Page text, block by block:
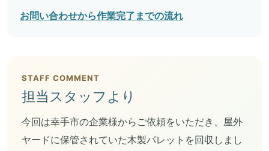
お問い合わせから作業完了までの流れ
STAFF COMMENT
担当スタッフより
今回は幸手市の企業様からご依頼をいただき、屋外
ヤードに保管されていた木製パレットを回収しまし